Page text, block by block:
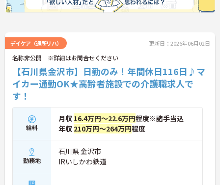
デイケア（通所リハ） 更新日：2026年06月02日
名称非公開 ※詳細はお問合せください
【石川県金沢市】日勤のみ！年間休日116日♪マ
イカー通勤OK★高齢者施設での介護職求人で
す！
給料
月収 16.4万円～22.6万円程度※諸手当込
年収 210万円～264万円程度
勤務地
石川県 金沢市
IRいしかわ鉄道